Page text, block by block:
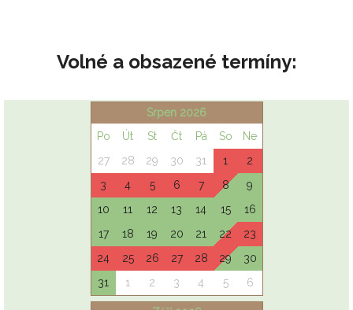
Volné a obsazené termíny: